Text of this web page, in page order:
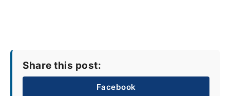
Share this post:
Facebook